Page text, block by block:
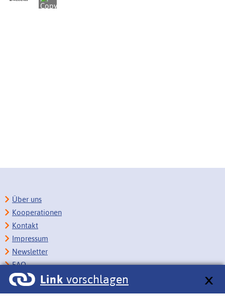
Link vorschlagen
Über uns
Kooperationen
Kontakt
Impressum
Newsletter
FAQ
Copyright